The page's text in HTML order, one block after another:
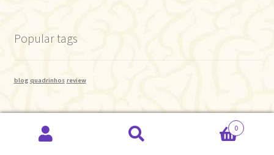
Popular tags
blog quadrinhos review
[hfe_template id='850']
Pesquisar
Pesquisar
0